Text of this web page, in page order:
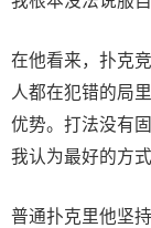
在他看来，扑克
人都在犯错的局
优势。打法没有
我认为最好的方
普通扑克里他坚